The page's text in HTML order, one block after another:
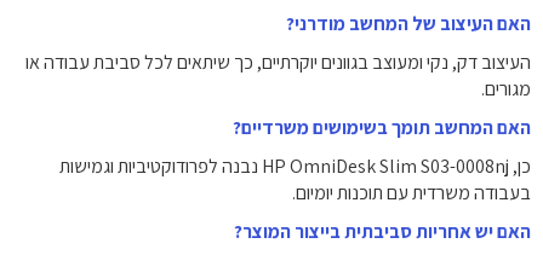
האם העיצוב של המחשב מודרני?
העיצוב דק, נקי ומעוצב בגוונים יוקרתיים, כך שיתאים לכל סביבת עבודה או
מגורים.
האם המחשב תומך בשימושים משרדיים?
כן, HP OmniDesk Slim S03-0008nj נבנה לפרודוקטיביות וגמישות
בעבודה משרדית עם תוכנות יומיום.
האם יש אחריות סביבתית בייצור המוצר?